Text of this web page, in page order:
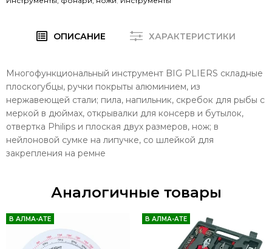
ОПИСАНИЕ ХАРАКТЕРИСТИКИ
Многофункциональный инструмент BIG PLIERS складные
плоскогубцы, ручки покрыты алюминием, из
нержавеющей стали; пила, напильник, скребок для рыбы с
меркой в дюймах, открывалки для консерв и бутылок,
отвертка Philips и плоская двух размеров, нож; в
нейлоновой сумке на липучке, со шлейкой для
закрепления на ремне
Аналогичные товары
В АЛМА-АТЕ В АЛМА-АТЕ